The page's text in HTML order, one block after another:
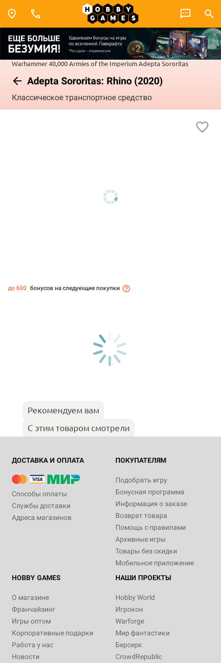
Warhammer 40,000Armies of the ImperiumAdepta Sororitas
Adepta Sororitas: Rhino (2020)
Классическое транспортное средство
до 600 бонусов на следующие покупки
Рекомендуем вам
С этим товаром смотрели
ДОСТАВКА И ОПЛАТА
Способы оплаты
Службы доставки
Адреса магазинов
ПОКУПАТЕЛЯМ
Подобрать игру
Бонусная программа
Информация о заказе
Возврат товара
Помощь с правилами
Архивные игры
Товары без скидки
Мобильное приложение
HOBBY GAMES
О магазине
Франчайзинг
Игры оптом
Корпоративные подарки
Работа у нас
Новости
НАШИ ПРОЕКТЫ
Hobby World
Игрокон
Warforge
Мир фантастики
Берсерк
CrowdRepublic